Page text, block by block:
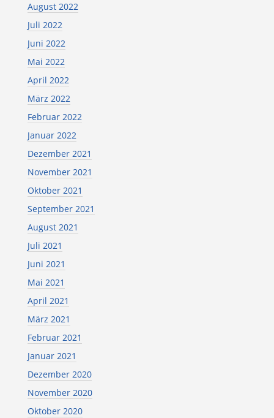
August 2022
Juli 2022
Juni 2022
Mai 2022
April 2022
März 2022
Februar 2022
Januar 2022
Dezember 2021
November 2021
Oktober 2021
September 2021
August 2021
Juli 2021
Juni 2021
Mai 2021
April 2021
März 2021
Februar 2021
Januar 2021
Dezember 2020
November 2020
Oktober 2020